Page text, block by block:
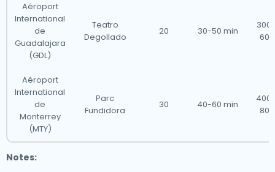
Aéroport
International
de
Guadalajara
(GDL)
Teatro
Degollado
20 30-50 min
300
600
Aéroport
International
de
Monterrey
(MTY)
Parc
Fundidora
30 40-60 min
400
800
Notes: